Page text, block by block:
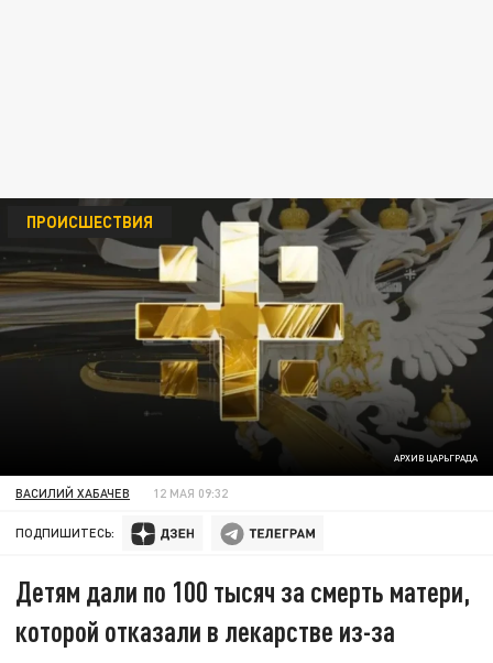
АРХИВ ЦАРЬГРАДА
ПРОИСШЕСТВИЯ
ВАСИЛИЙ ХАБАЧЕВ 12 МАЯ 09:32
ПОДПИШИТЕСЬ:
Детям дали по 100 тысяч за смерть матери,
которой отказали в лекарстве из-за